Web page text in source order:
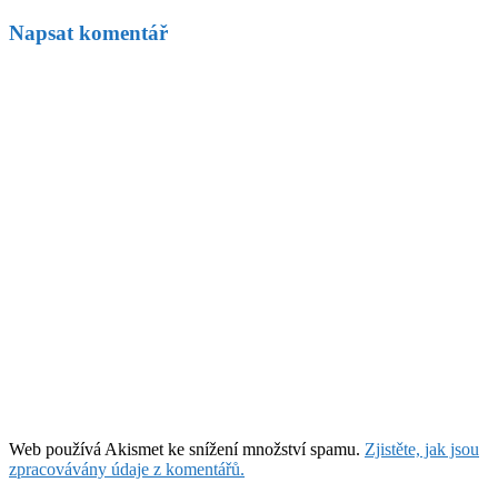
Napsat komentář
Web používá Akismet ke snížení množství spamu. Zjistěte, jak jsou
zpracovávány údaje z komentářů.